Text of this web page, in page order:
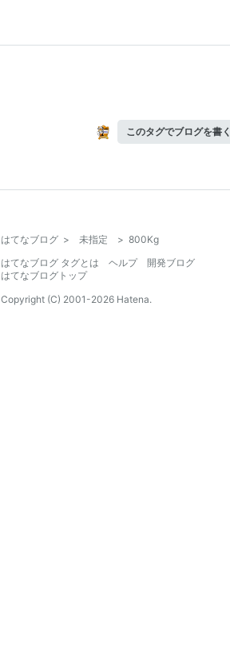
このタグでブログを書く
はてなブログ > 未指定 > 800Kg
はてなブログ タグとは
ヘルプ
開発ブログ
はてなブログトップ
Copyright (C) 2001-2026 Hatena.